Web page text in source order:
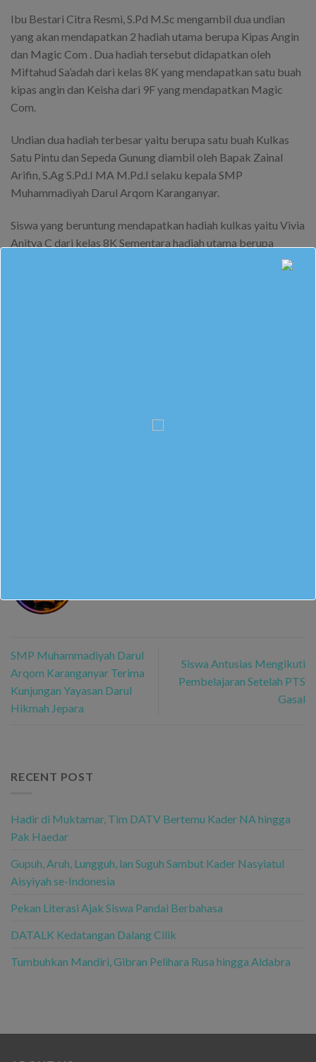
Ibu Bestari Citra Resmi, S.Pd M.Sc mengambil dua undian
yang akan mendapatkan 2 hadiah utama berupa Kipas Angin
dan Magic Com . Dua hadiah tersebut didapatkan oleh
Miftahud Sa’adah dari kelas 8K yang mendapatkan satu buah
kipas angin dan Keisha dari 9F yang mendapatkan Magic
Com.
Undian dua hadiah terbesar yaitu berupa satu buah Kulkas
Satu Pintu dan Sepeda Gunung diambil oleh Bapak Zainal
Arifin, S.Ag S.Pd.I MA M.Pd.I selaku kepala SMP
Muhammadiyah Darul Arqom Karanganyar.
Siswa yang beruntung mendapatkan hadiah kulkas yaitu Vivia
Anitya C dari kelas 8K Sementara hadiah utama berupa
Sepeda Gunung didapatkan siswa bernama Anendra Aulia
SMP Muhammadiyah Darul
Arqom Karanganyar Terima
Kunjungan Yayasan Darul
Hikmah Jepara
Siswa Antusias Mengikuti
Pembelajaran Setelah PTS
Gasal
RECENT POST
Hadir di Muktamar, Tim DATV Bertemu Kader NA hingga
Pak Haedar
Gupuh, Aruh, Lungguh, lan Suguh Sambut Kader Nasyiatul
Aisyiyah se-Indonesia
Pekan Literasi Ajak Siswa Pandai Berbahasa
DATALK Kedatangan Dalang Cilik
Tumbuhkan Mandiri, Gibran Pelihara Rusa hingga Aldabra